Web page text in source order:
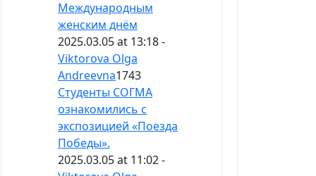
Международным
женским днём
2025.03.05 at 13:18 -
Viktorova Olga
Andreevna1743
Студенты СОГМА
ознакомились с
экспозицией «Поезда
Победы».
2025.03.05 at 11:02 -